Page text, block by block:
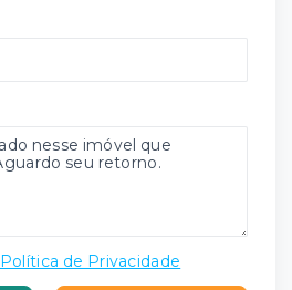
Política de Privacidade